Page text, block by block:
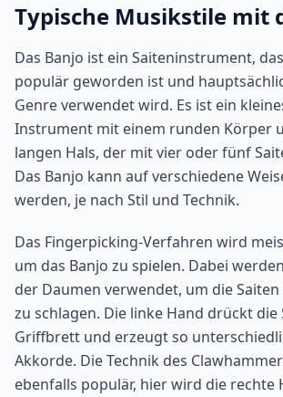
Typische Musikstile mit
Das Banjo ist ein Saiteninstrument,
populär geworden ist und
Genre verwendet wird. Es ist ein
Instrument mit einem runden Körper
langen Hals, der mit vier oder fünf
Das Banjo kann auf verschiedene
werden, je nach Stil und Technik.
Das Fingerpicking-Verfahren wird
um das Banjo zu spielen. Dabei
der Daumen verwendet, um die
zu schlagen. Die linke Hand drückt die
Griffbrett und erzeugt so
Akkorde. Die Technik des
ebenfalls populär, hier wird die rechte